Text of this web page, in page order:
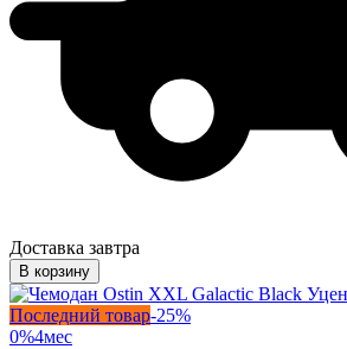
Доставка завтра
В корзину
Последний товар-25%
0%4мес